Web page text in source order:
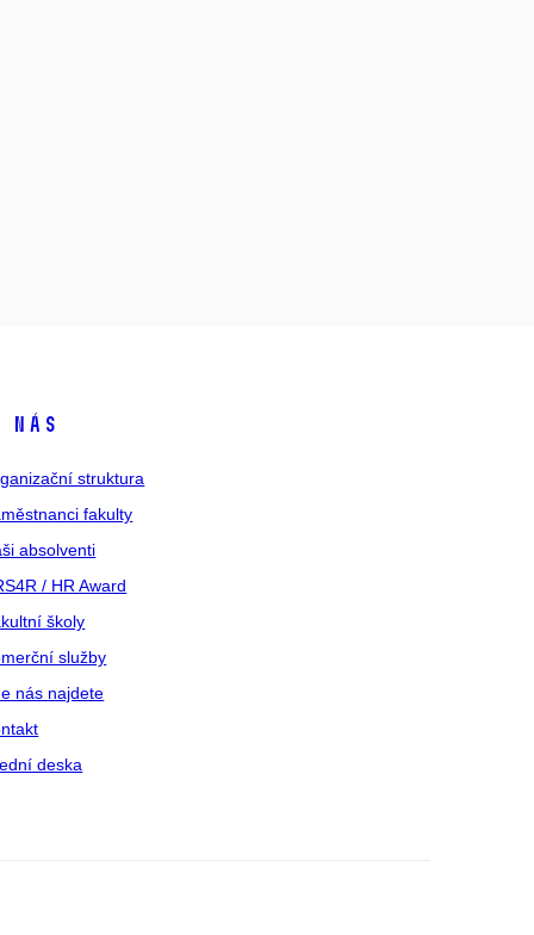
nás
struktura
fakulty
absolventi
/ HR Award
školy
služby
nás najdete
deska